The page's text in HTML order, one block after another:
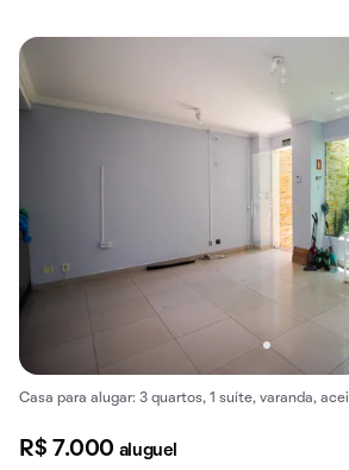
Casa para alugar: 3 quartos, 1 suíte, varanda,
R$ 7.000 aluguel